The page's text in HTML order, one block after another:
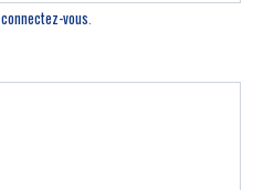
connectez-vous.